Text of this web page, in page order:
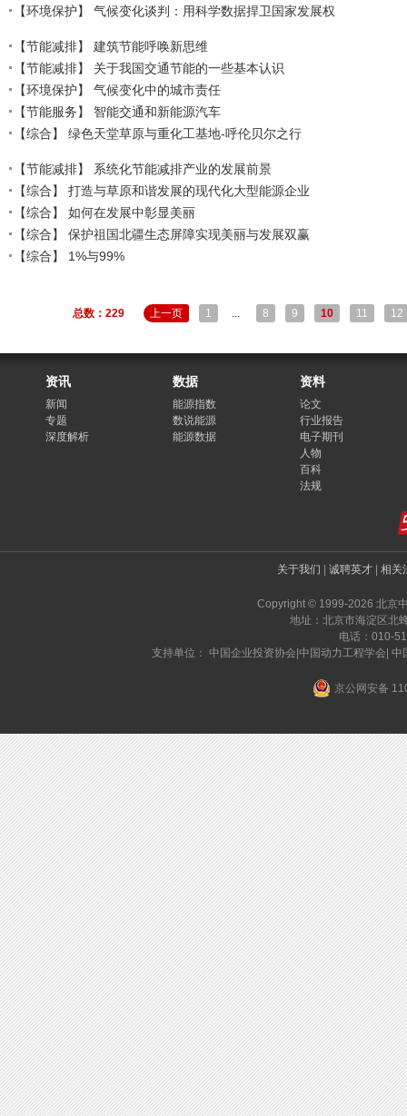
【环境保护】
气候变化谈判：用科学数据捍卫国家发展权
【节能减排】
建筑节能呼唤新思维
【节能减排】
关于我国交通节能的一些基本认识
【环境保护】
气候变化中的城市责任
【节能服务】
智能交通和新能源汽车
【综合】
绿色天堂草原与重化工基地-呼伦贝尔之行
【节能减排】
系统化节能减排产业的发展前景
【综合】
打造与草原和谐发展的现代化大型能源企业
【综合】
如何在发展中彰显美丽
【综合】
保护祖国北疆生态屏障实现美丽与发展双赢
【综合】
1%与99%
总数：229 上一页 1 ... 8 9 10 11 12
资讯
新闻
专题
深度解析
数据
能源指数
数说能源
能源数据
资料
论文
行业报告
电子期刊
人物
百科
法规
关于我们 诚聘英才 相关
Copyright © 1999-2026 北京
地址：北京市海淀区北
电话：010-
支持单位： 中国企业投资协会|中国动力工程学会|
京公网安备